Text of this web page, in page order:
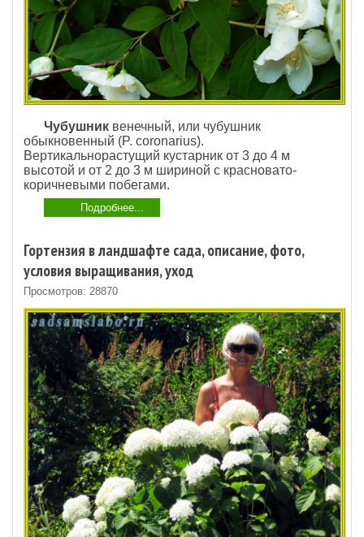
Чубушник венечный, или чубушник
обыкновенный (P. coronarius).
Вертикальнорастущий кустарник от 3 до 4 м
высотой и от 2 до 3 м шириной с красновато-
коричневыми побегами.
Подробнее...
Гортензия в ландшафте сада, описание, фото,
условия выращивания, уход
Просмотров: 28870